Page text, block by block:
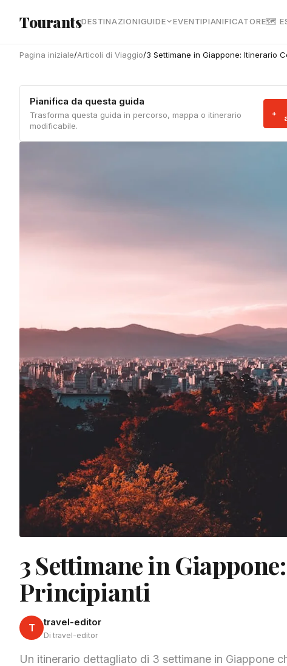
TourantsDESTINAZIONIGUIDE EVENTIPIANIFICATORE🗺
Pagina iniziale/Articoli di Viaggio/3 Settimane in Giappone: Itinerario
Pianifica da questa guida
Trasforma questa guida in percorso, mappa o itinerario
modificabile.
3 Settimane in
Principianti
T travel-editor
Di travel-editor
Un itinerario dettagliato di 3 settimane in Giappone